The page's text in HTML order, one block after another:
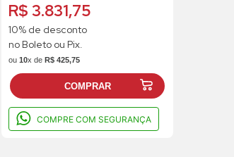
R$ 3.831,75
10% de desconto
no Boleto ou Pix.
ou10x de R$ 425,75
COMPRAR
COMPRE COM SEGURANÇA